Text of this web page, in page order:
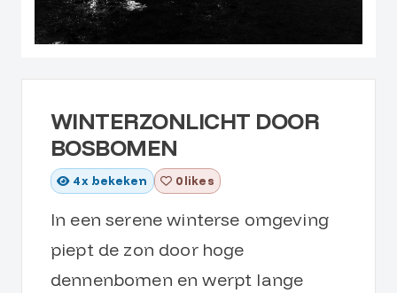
WINTERZONLICHT DOOR
BOSBOMEN
4x bekeken 0 likes
In een serene winterse omgeving
piept de zon door hoge
dennenbomen en werpt lange